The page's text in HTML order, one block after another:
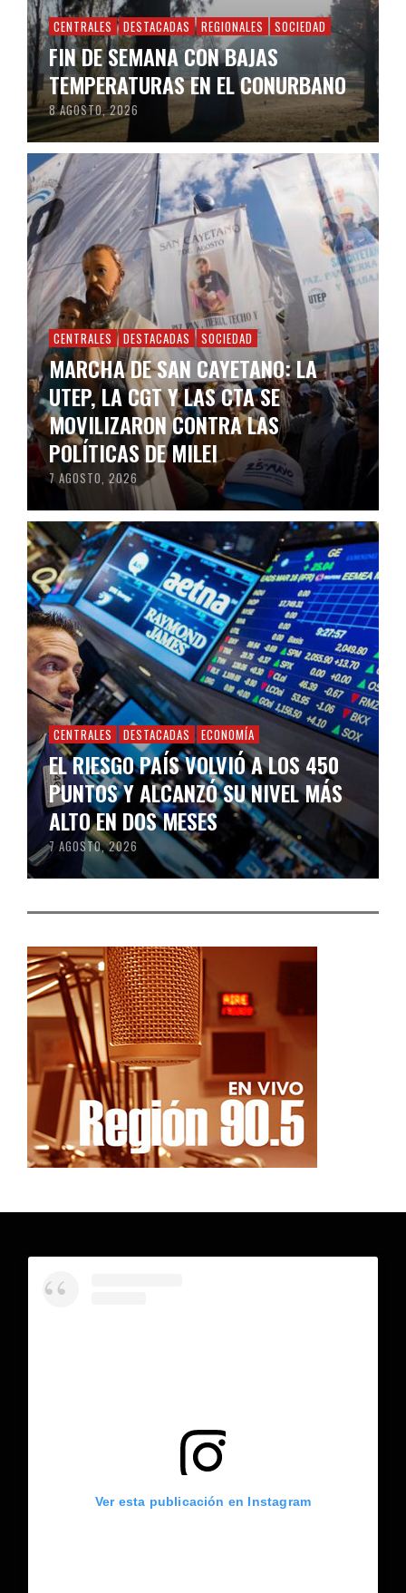
CENTRALES DESTACADAS REGIONALES SOCIEDAD
FIN DE SEMANA CON BAJAS
TEMPERATURAS EN EL CONURBANO
8 AGOSTO, 2026
CENTRALES DESTACADAS SOCIEDAD
MARCHA DE SAN CAYETANO: LA
UTEP, LA CGT Y LAS CTA SE
MOVILIZARON CONTRA LAS
POLÍTICAS DE MILEI
7 AGOSTO, 2026
CENTRALES DESTACADAS ECONOMÍA
EL RIESGO PAÍS VOLVIÓ A LOS 450
PUNTOS Y ALCANZÓ SU NIVEL MÁS
ALTO EN DOS MESES
7 AGOSTO, 2026
Ver esta publicación en Instagram